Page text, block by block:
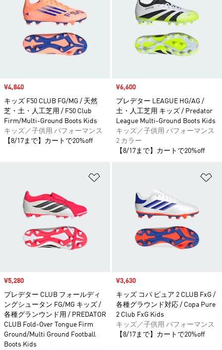
セール価格
¥4,840
キッズ F50 CLUB FG/MG / 天然
芝・土・人工芝用 / F50 Club
Firm/Multi-Ground Boots Kids
キッズ／子供用 パフォーマンス
【8/17まで】カートで20%off
セール価格
¥6,600
プレデター LEAGUE HG/AG /
土・人工芝用 キッズ / Predator
League Multi-Ground Boots Kids
キッズ／子供用 パフォーマンス
2 カラー
【8/17まで】カートで20%off
セール価格
¥5,280
プレデター CLUB フォールディ
ングシュータン FG/MG キッズ /
各種グランウンド用 / PREDATOR
CLUB Fold-Over Tongue Firm
Ground/Multi Ground Football
Boots Kids
セール価格
¥3,630
キッズ コパ ピュア 2 CLUB FxG /
各種グラウンド対応 / Copa Pure
2 Club FxG Kids
キッズ／子供用 パフォーマンス
【8/17まで】カートで20%off